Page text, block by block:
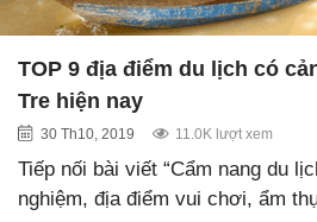
TOP 9 địa điểm du lịch có
Tre hiện nay
30 Th10, 2019 11.0K lượt xem
Tiếp nối bài viết “Cẩm nang du
nghiệm, địa điểm vui chơi, ẩm